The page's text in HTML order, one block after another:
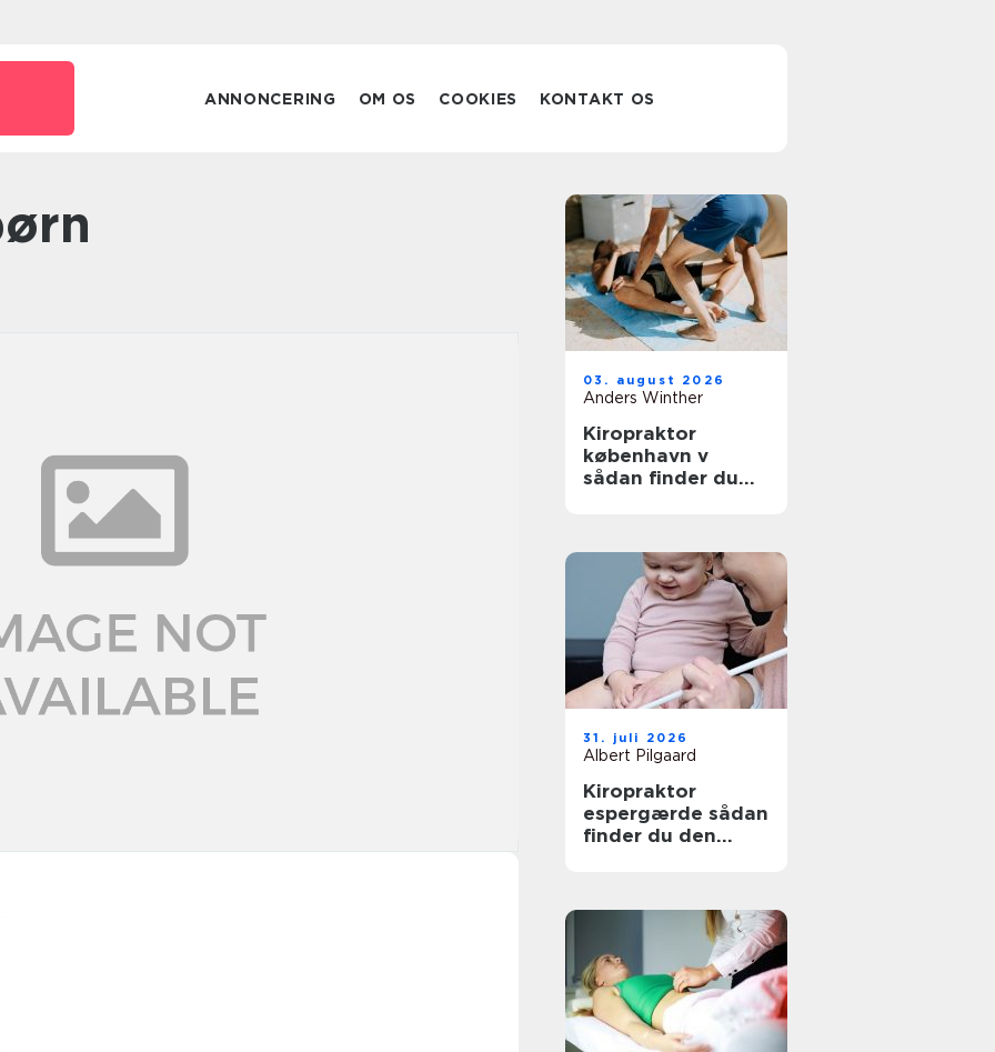
ANNONCERING OM OS COOKIES KONTAKT OS
03. august 2026
Anders Winther
Kiropraktor
københavn v
sådan finder du
31. juli 2026
Albert Pilgaard
Kiropraktor
espergærde sådan
finder du den